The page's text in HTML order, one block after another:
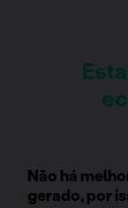
Não há
gerado, por